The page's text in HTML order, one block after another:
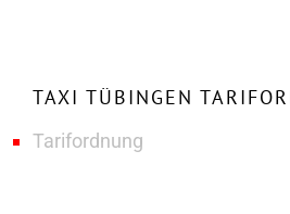
TAXI TÜBINGEN
Tarifordnung